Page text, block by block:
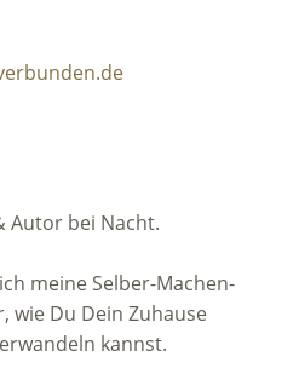
Autor bei Nacht.
meine Selber-Machen-
wie Du Dein Zuhause
kannst.